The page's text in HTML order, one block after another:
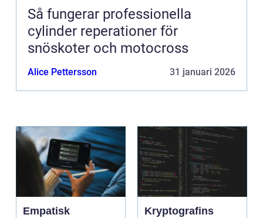
Så fungerar professionella
cylinder reperationer för
snöskoter och motocross
Alice Pettersson 31 januari 2026
Empatisk
Kryptografins